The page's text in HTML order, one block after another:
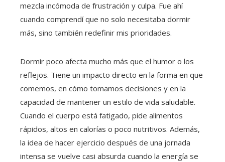
mezcla incómoda de frustración y culpa. Fue ahí
cuando comprendí que no solo necesitaba dormir
más, sino también redefinir mis prioridades.
Dormir poco afecta mucho más que el humor o los
reflejos. Tiene un impacto directo en la forma en que
comemos, en cómo tomamos decisiones y en la
capacidad de mantener un estilo de vida saludable.
Cuando el cuerpo está fatigado, pide alimentos
rápidos, altos en calorías o poco nutritivos. Además,
la idea de hacer ejercicio después de una jornada
intensa se vuelve casi absurda cuando la energía se